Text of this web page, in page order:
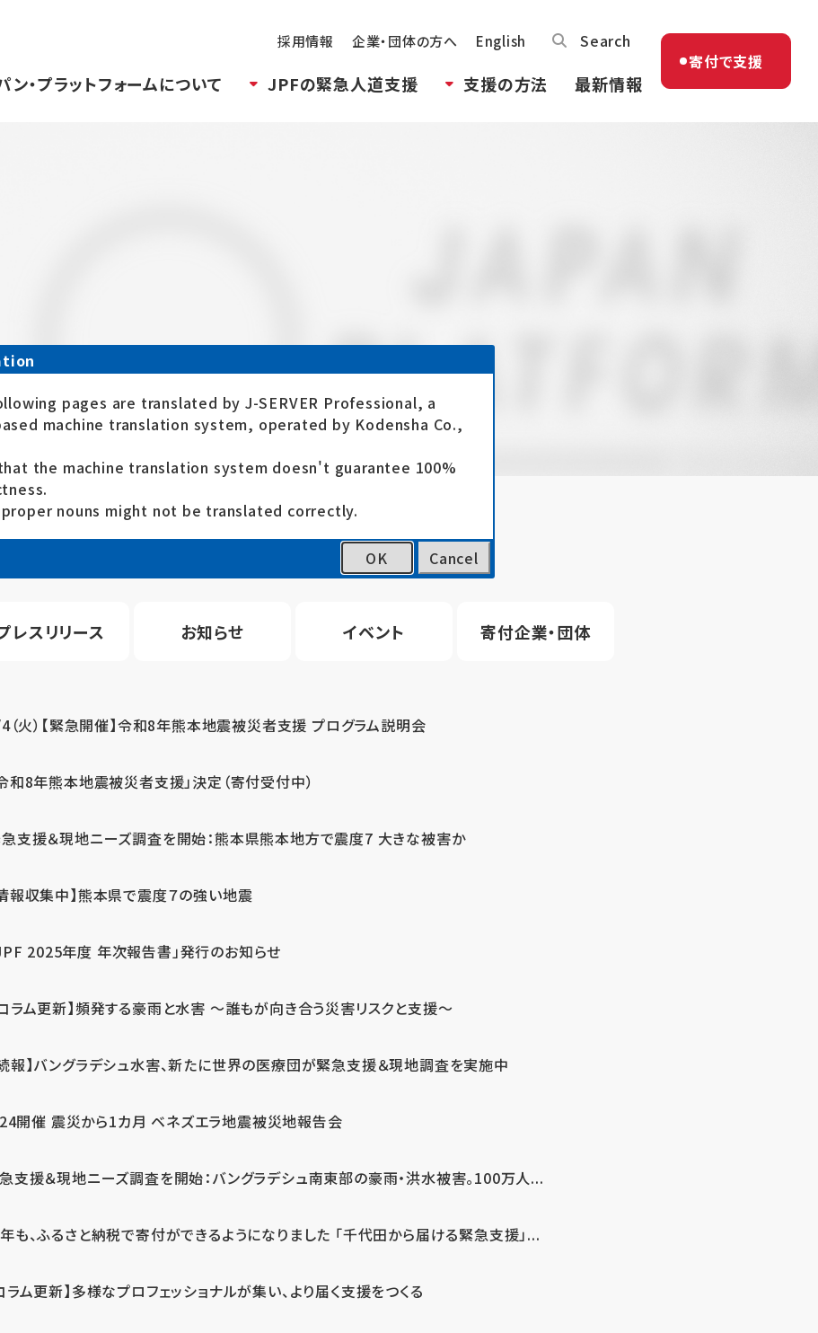
採用情報 企業・団体の方へ English Search
ン・プラットフォームについて JPFの緊急人道支援 支援の方法 最新情報
寄付で支援
レスリリース お知らせ イベント 寄付企業・団体
（火）【緊急開催】令和8年熊本地震被災者支援 プログラム説明会
和8年熊本地震被災者支援」決定（寄付受付中）
支援＆現地ニーズ調査を開始：熊本県熊本地方で震度7 大きな被害か
報収集中】熊本県で震度７の強い地震
2025年度 年次報告書」発行のお知らせ
コラム更新】頻発する豪雨と水害 ～誰もが向き合う災害リスクと支援～
報】バングラデシュ水害、新たに世界の医療団が緊急支援＆現地調査を実施中
開催 震災から1カ月 ベネズエラ地震被災地報告会
支援＆現地ニーズ調査を開始：バングラデシュ南東部の豪雨・洪水被害。100万人...
も、ふるさと納税で寄付ができるようになりました 「千代田から届ける緊急支援」...
ラム更新】多様なプロフェッショナルが集い、より届く支援をつくる
pages are translated by J-SERVER Professional, a
machine translation system, operated by Kodensha Co.,
the machine translation system doesn't guarantee 100%
nouns might not be translated correctly.
OK Cancel